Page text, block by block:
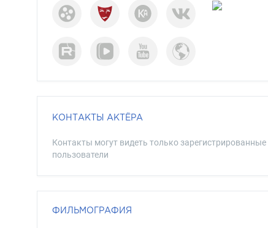
КОНТАКТЫ АКТЁРА
Контакты могут видеть только зарегистрированные
пользователи
ФИЛЬМОГРАФИЯ